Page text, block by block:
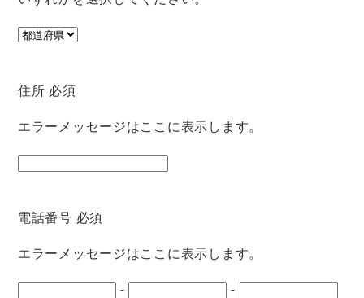
住所 必須
エラーメッセージはここに表示します。
電話番号 必須
エラーメッセージはここに表示します。
- -